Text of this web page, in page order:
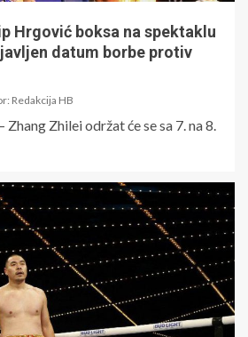
Hrgović boksa na spektaklu
datum borbe protiv
Redakcija HB
Zhilei održat će se sa 7. na 8.